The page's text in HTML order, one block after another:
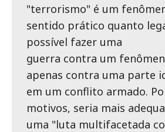
"terrorismo" é um
sentido prático quanto
possível fazer uma
guerra contra um
apenas contra uma parte
em um conflito armado.
motivos, seria mais
uma "luta multifacetada